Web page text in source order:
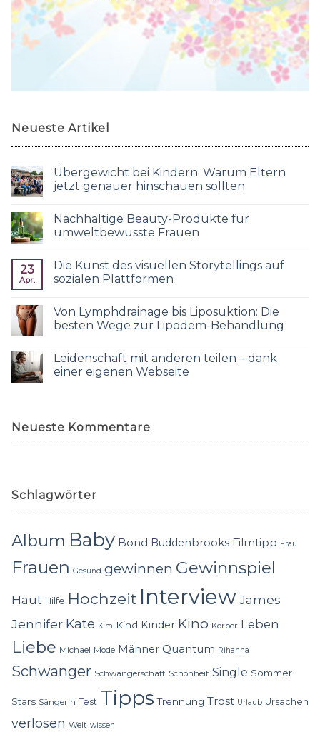
Neueste Artikel
Übergewicht bei Kindern: Warum Eltern
jetzt genauer hinschauen sollten
Nachhaltige Beauty-Produkte für
umweltbewusste Frauen
23
Apr.
Die Kunst des visuellen Storytellings auf
sozialen Plattformen
Von Lymphdrainage bis Liposuktion: Die
besten Wege zur Lipödem-Behandlung
Leidenschaft mit anderen teilen – dank
einer eigenen Webseite
Neueste Kommentare
Schlagwörter
Album Baby Bond Buddenbrooks Filmtipp Frau
Frauen Gesund gewinnen Gewinnspiel
Haut Hilfe Hochzeit InterviewJames
Jennifer Kate Kim Kind Kinder Kino Körper Leben
Liebe Michael Mode Männer Quantum Rihanna
Schwanger Schwangerschaft Schönheit Single Sommer
Stars Sängerin Test Tipps Trennung Trost Urlaub Ursachen
verlosen Welt wissen